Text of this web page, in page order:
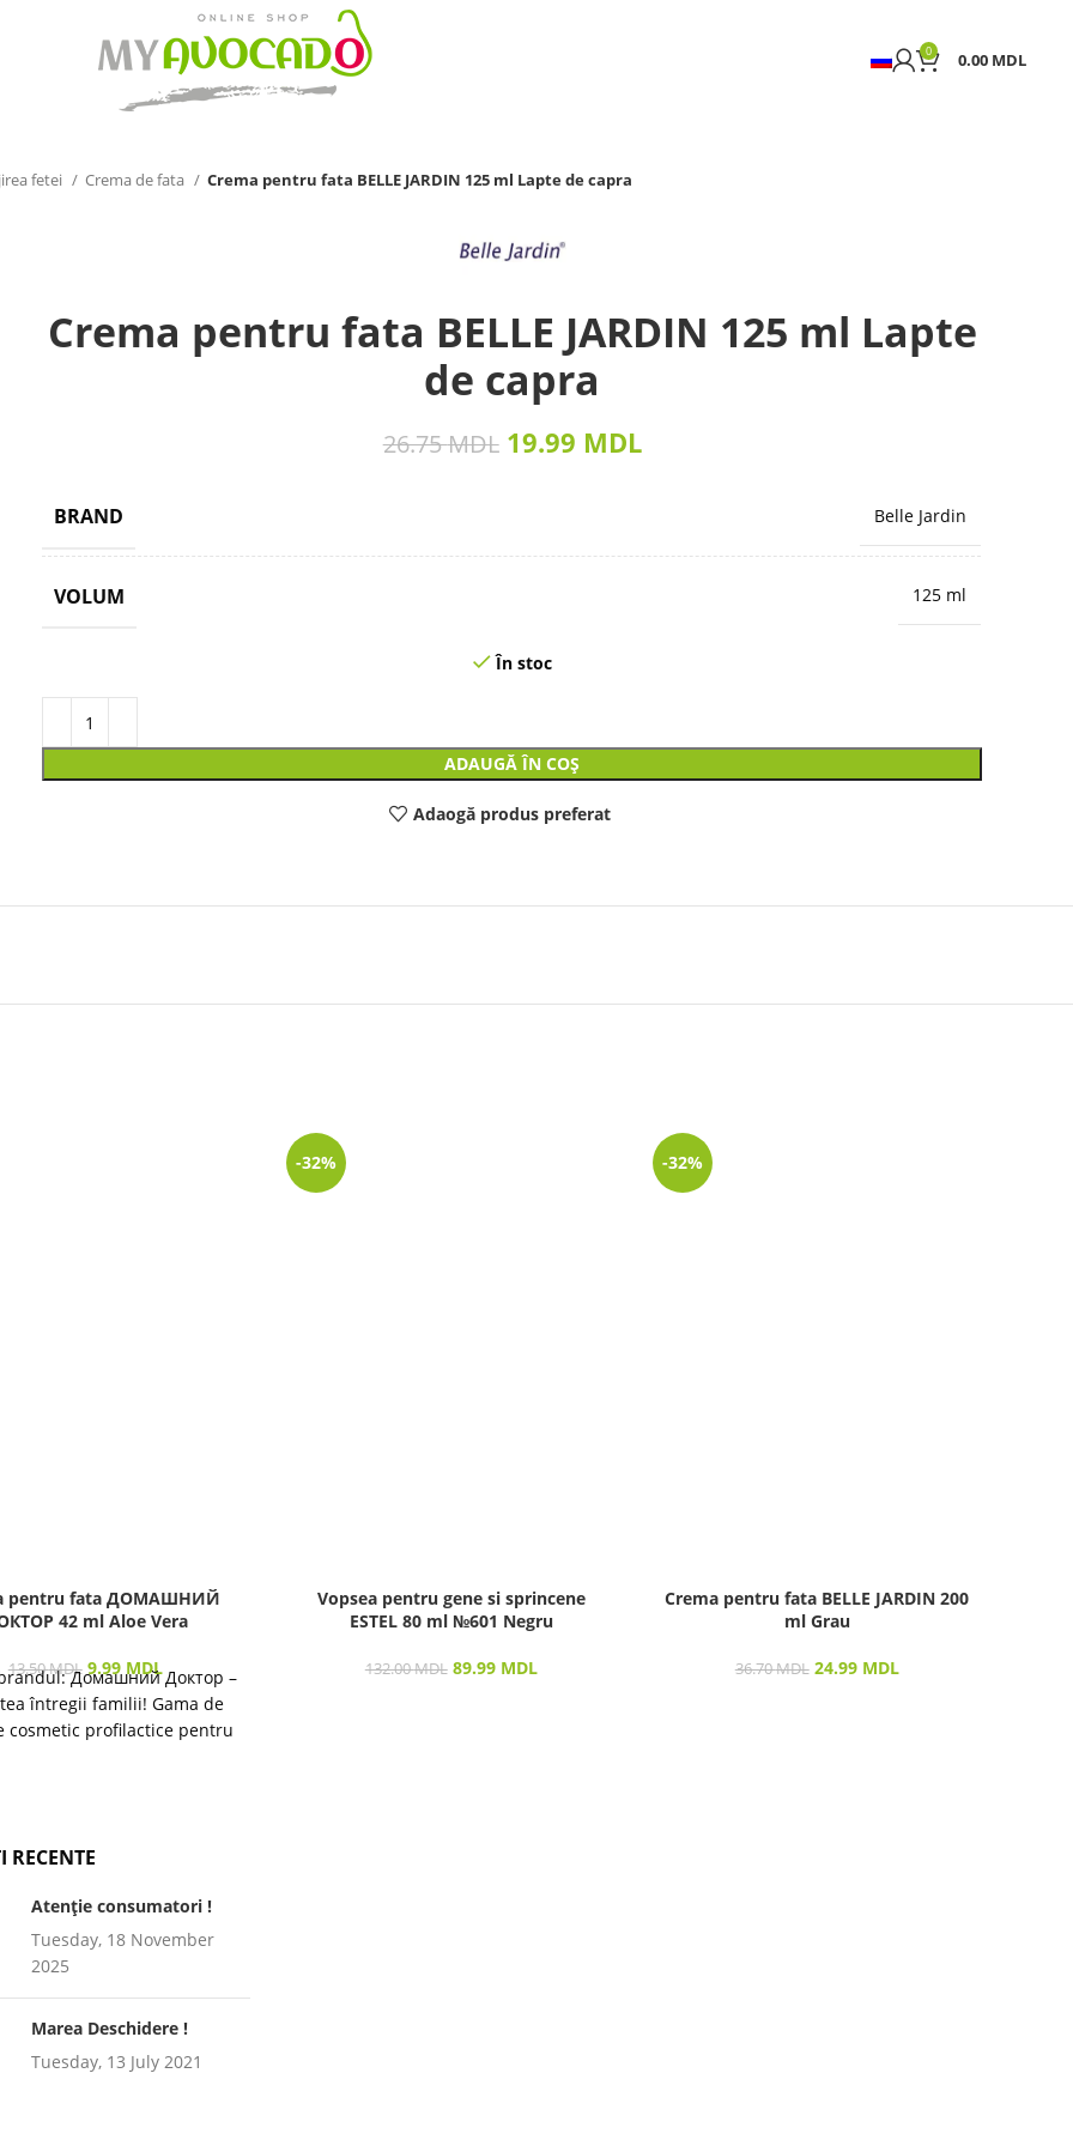
0 0.00 MDL
fetei Crema de fata Crema pentru fata BELLE JARDIN 125 ml Lapte de capra
Crema pentru fata BELLE JARDIN 125 ml Lapte
de capra
26.75MDL 19.99 MDL
BRAND Belle Jardin
VOLUM 125 ml
În stoc
ADAUGĂ ÎN COȘ
Adaogă produs preferat
pentru fata ДОМАШНИЙ
42 ml Aloe Vera
13.50MDL 9.99 MDL
Домашний Доктор –
întregii familii! Gama de
cosmetic profilactice pentru
-32%
Vopsea pentru gene si sprincene
ESTEL 80 ml №601 Negru
132.00MDL 89.99 MDL
-32%
Crema pentru fata BELLE JARDIN 200
ml Grau
36.70MDL 24.99 MDL
RECENTE
Atenție consumatori !
Tuesday, 18 November
2025
Marea Deschidere !
Tuesday, 13 July 2021